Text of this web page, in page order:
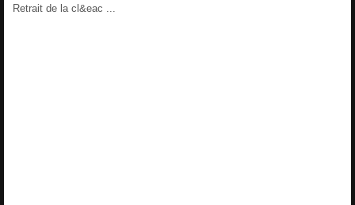
Retrait de la cl&eac ...